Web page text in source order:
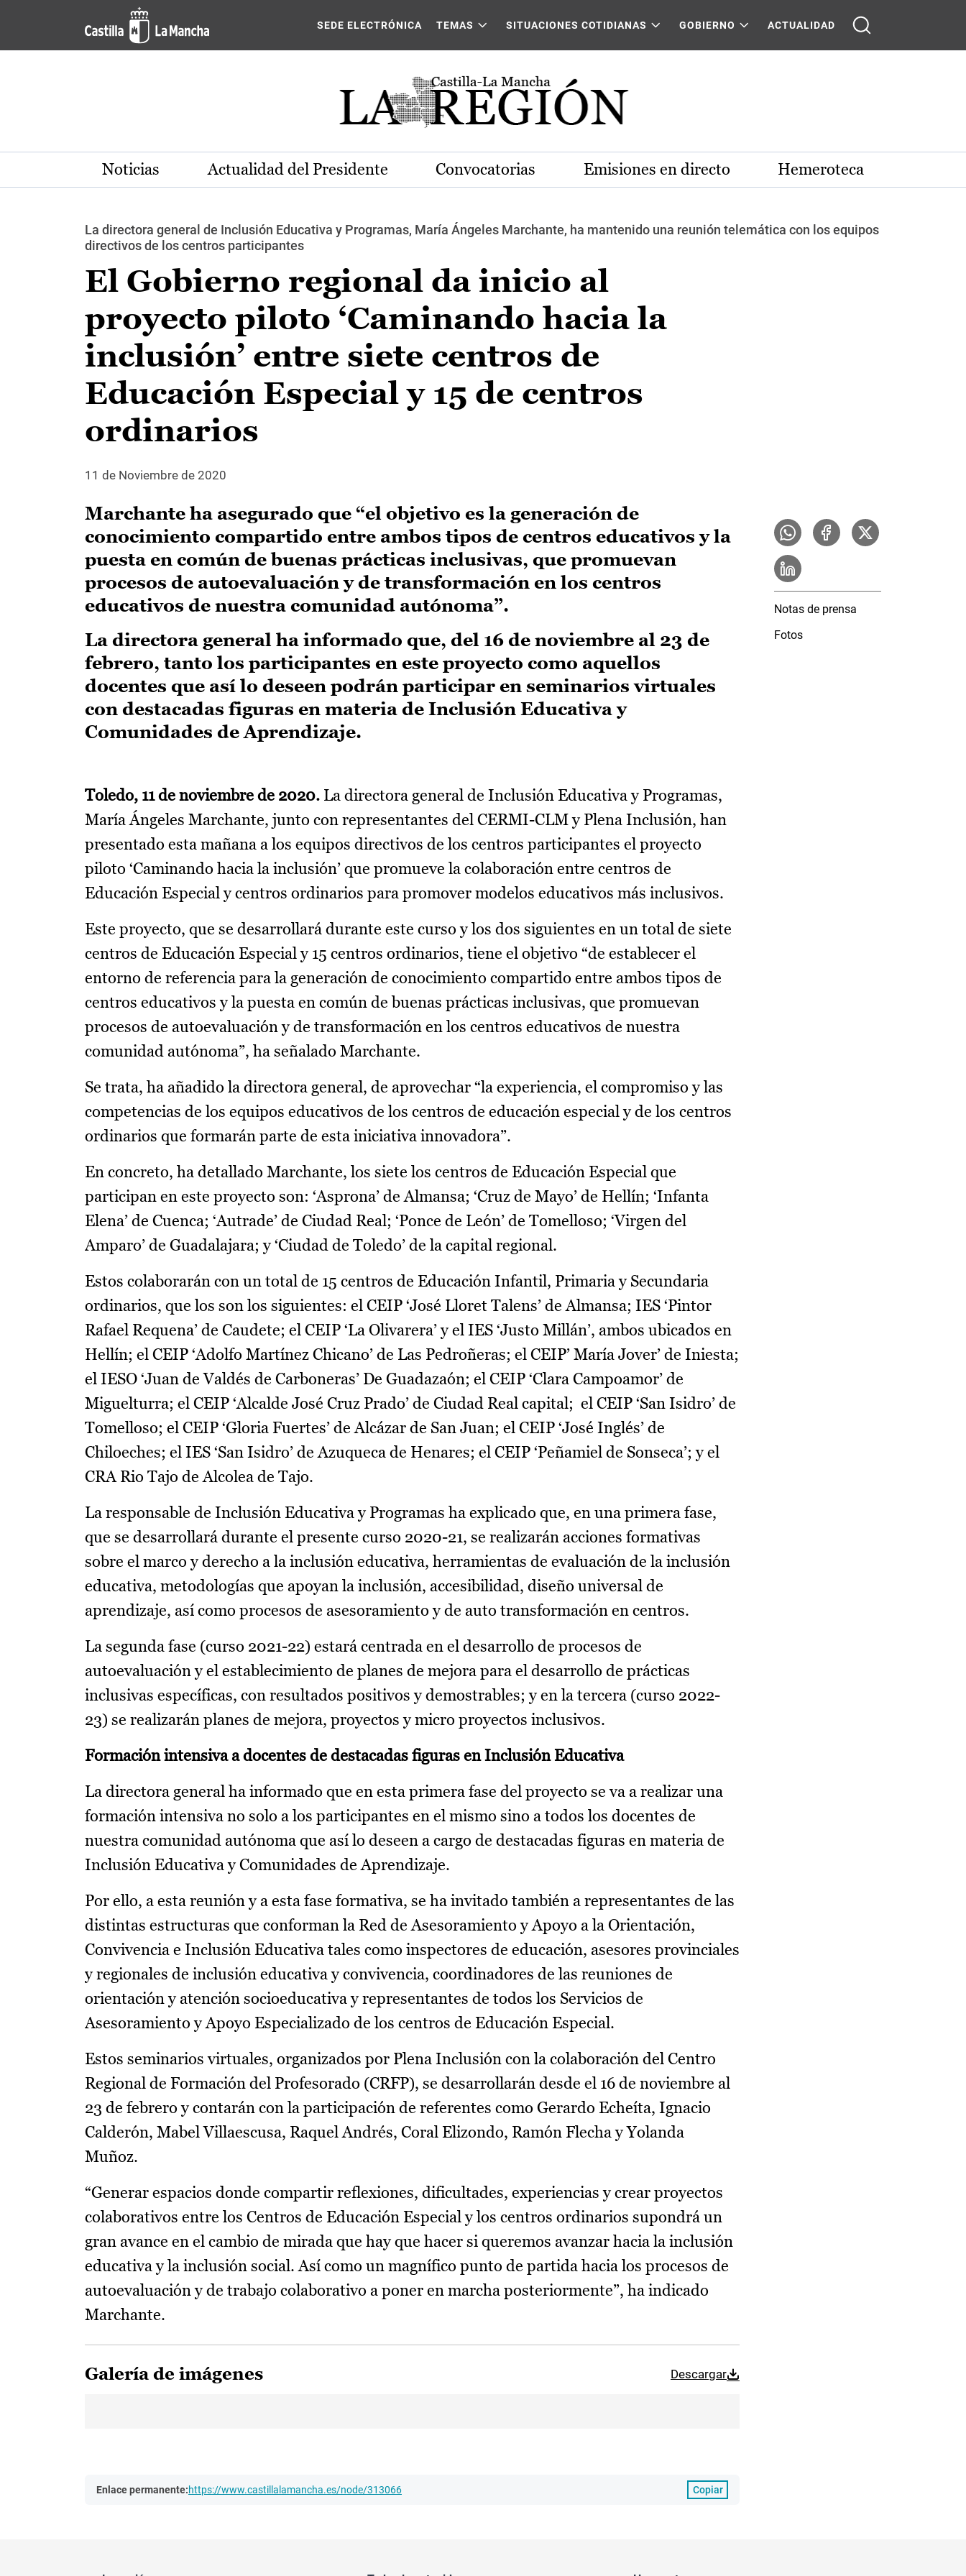
Pasar al contenido principal
SEDE ELECTRÓNICA TEMAS SITUACIONES COTIDIANAS GOBIERNO ACTUALIDAD
Noticias Actualidad del Presidente Convocatorias Emisiones en directo Hemeroteca
La directora general de Inclusión Educativa y Programas, María Ángeles Marchante, ha mantenido una reunión telemática con los equipos
directivos de los centros participantes
El Gobierno regional da inicio al
proyecto piloto ‘Caminando hacia la
inclusión’ entre siete centros de
Educación Especial y 15 de centros
ordinarios
11 de Noviembre de 2020
Marchante ha asegurado que “el objetivo es la generación de
conocimiento compartido entre ambos tipos de centros educativos y la
puesta en común de buenas prácticas inclusivas, que promuevan
procesos de autoevaluación y de transformación en los centros
educativos de nuestra comunidad autónoma”.
La directora general ha informado que, del 16 de noviembre al 23 de
febrero, tanto los participantes en este proyecto como aquellos
docentes que así lo deseen podrán participar en seminarios virtuales
con destacadas figuras en materia de Inclusión Educativa y
Comunidades de Aprendizaje.
Toledo, 11 de noviembre de 2020. La directora general de Inclusión Educativa y Programas,
María Ángeles Marchante, junto con representantes del CERMI-CLM y Plena Inclusión, han
presentado esta mañana a los equipos directivos de los centros participantes el proyecto
piloto ‘Caminando hacia la inclusión’ que promueve la colaboración entre centros de
Educación Especial y centros ordinarios para promover modelos educativos más inclusivos.
Este proyecto, que se desarrollará durante este curso y los dos siguientes en un total de siete
centros de Educación Especial y 15 centros ordinarios, tiene el objetivo “de establecer el
entorno de referencia para la generación de conocimiento compartido entre ambos tipos de
centros educativos y la puesta en común de buenas prácticas inclusivas, que promuevan
procesos de autoevaluación y de transformación en los centros educativos de nuestra
comunidad autónoma”, ha señalado Marchante.
Se trata, ha añadido la directora general, de aprovechar “la experiencia, el compromiso y las
competencias de los equipos educativos de los centros de educación especial y de los centros
ordinarios que formarán parte de esta iniciativa innovadora”.
En concreto, ha detallado Marchante, los siete los centros de Educación Especial que
participan en este proyecto son: ‘Asprona’ de Almansa; ‘Cruz de Mayo’ de Hellín; ‘Infanta
Elena’ de Cuenca; ‘Autrade’ de Ciudad Real; ‘Ponce de León’ de Tomelloso; ‘Virgen del
Amparo’ de Guadalajara; y ‘Ciudad de Toledo’ de la capital regional.
Estos colaborarán con un total de 15 centros de Educación Infantil, Primaria y Secundaria
ordinarios, que los son los siguientes: el CEIP ‘José Lloret Talens’ de Almansa; IES ‘Pintor
Rafael Requena’ de Caudete; el CEIP ‘La Olivarera’ y el IES ‘Justo Millán’, ambos ubicados en
Hellín; el CEIP ‘Adolfo Martínez Chicano’ de Las Pedroñeras; el CEIP’ María Jover’ de Iniesta;
el IESO ‘Juan de Valdés de Carboneras’ De Guadazaón; el CEIP ‘Clara Campoamor’ de
Miguelturra; el CEIP ‘Alcalde José Cruz Prado’ de Ciudad Real capital; el CEIP ‘San Isidro’ de
Tomelloso; el CEIP ‘Gloria Fuertes’ de Alcázar de San Juan; el CEIP ‘José Inglés’ de
Chiloeches; el IES ‘San Isidro’ de Azuqueca de Henares; el CEIP ‘Peñamiel de Sonseca’; y el
CRA Rio Tajo de Alcolea de Tajo.
La responsable de Inclusión Educativa y Programas ha explicado que, en una primera fase,
que se desarrollará durante el presente curso 2020-21, se realizarán acciones formativas
sobre el marco y derecho a la inclusión educativa, herramientas de evaluación de la inclusión
educativa, metodologías que apoyan la inclusión, accesibilidad, diseño universal de
aprendizaje, así como procesos de asesoramiento y de auto transformación en centros.
La segunda fase (curso 2021-22) estará centrada en el desarrollo de procesos de
autoevaluación y el establecimiento de planes de mejora para el desarrollo de prácticas
inclusivas específicas, con resultados positivos y demostrables; y en la tercera (curso 2022-
23) se realizarán planes de mejora, proyectos y micro proyectos inclusivos.
Formación intensiva a docentes de destacadas figuras en Inclusión Educativa
La directora general ha informado que en esta primera fase del proyecto se va a realizar una
formación intensiva no solo a los participantes en el mismo sino a todos los docentes de
nuestra comunidad autónoma que así lo deseen a cargo de destacadas figuras en materia de
Inclusión Educativa y Comunidades de Aprendizaje.
Por ello, a esta reunión y a esta fase formativa, se ha invitado también a representantes de las
distintas estructuras que conforman la Red de Asesoramiento y Apoyo a la Orientación,
Convivencia e Inclusión Educativa tales como inspectores de educación, asesores provinciales
y regionales de inclusión educativa y convivencia, coordinadores de las reuniones de
orientación y atención socioeducativa y representantes de todos los Servicios de
Asesoramiento y Apoyo Especializado de los centros de Educación Especial.
Estos seminarios virtuales, organizados por Plena Inclusión con la colaboración del Centro
Regional de Formación del Profesorado (CRFP), se desarrollarán desde el 16 de noviembre al
23 de febrero y contarán con la participación de referentes como Gerardo Echeíta, Ignacio
Calderón, Mabel Villaescusa, Raquel Andrés, Coral Elizondo, Ramón Flecha y Yolanda
Muñoz.
“Generar espacios donde compartir reflexiones, dificultades, experiencias y crear proyectos
colaborativos entre los Centros de Educación Especial y los centros ordinarios supondrá un
gran avance en el cambio de mirada que hay que hacer si queremos avanzar hacia la inclusión
educativa y la inclusión social. Así como un magnífico punto de partida hacia los procesos de
autoevaluación y de trabajo colaborativo a poner en marcha posteriormente”, ha indicado
Marchante.
Galería de imágenes Descargar
Enlace permanente:https://www.castillalamancha.es/node/313066 Copiar
Notas de prensa
Fotos